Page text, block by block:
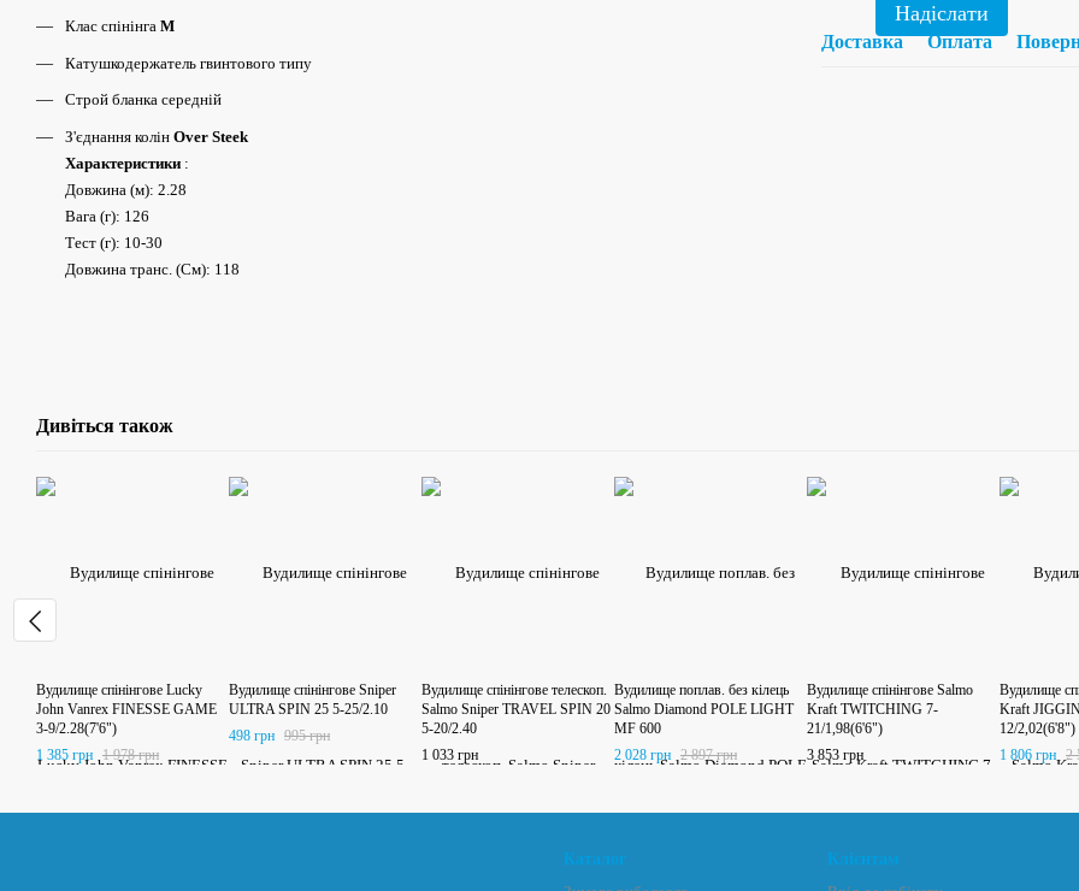
Клас спінінга M
Катушкодержатель гвинтового типу
Строй бланка середній
З'єднання колін Over Steek
Характеристики :
Довжина (м): 2.28
Вага (г): 126
Тест (г): 10-30
Довжина транс. (См): 118
Надіслати
Доставка Оплата
Дивіться також
Вудилище спінінгове Lucky
John Vanrex FINESSE GAME
3-9/2.28(7'6")
1 385 грн 1 978 грн
Вудилище спінінгове Sniper
ULTRA SPIN 25 5-25/2.10
498 грн 995 грн
Вудилище спінінгове телескоп.
Salmo Sniper TRAVEL SPIN 20
5-20/2.40
1 033 грн
Вудилище поплав. без кілець
Salmo Diamond POLE LIGHT
MF 600
2 028 грн 2 897 грн
Вудилище спінінгове Salmo
Kraft TWITCHING 7-
21/1,98(6'6")
3 853 грн
Вудилище
Kraft
12/2,02(6'8")
1 806 грн 2
Каталог
Клієнтам